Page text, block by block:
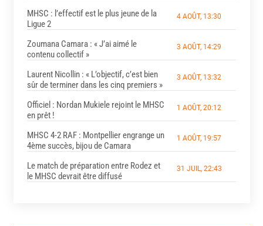
MHSC : l’effectif est le plus jeune de la
Ligue 2
4 AOÛT, 13:30
Zoumana Camara : « J’ai aimé le
contenu collectif »
3 AOÛT, 14:29
Laurent Nicollin : « L’objectif, c’est bien
sûr de terminer dans les cinq premiers »
3 AOÛT, 13:32
Officiel : Nordan Mukiele rejoint le MHSC
en prêt !
1 AOÛT, 20:12
MHSC 4-2 RAF : Montpellier engrange un
4ème succès, bijou de Camara
1 AOÛT, 19:57
Le match de préparation entre Rodez et
le MHSC devrait être diffusé
31 JUIL, 22:43